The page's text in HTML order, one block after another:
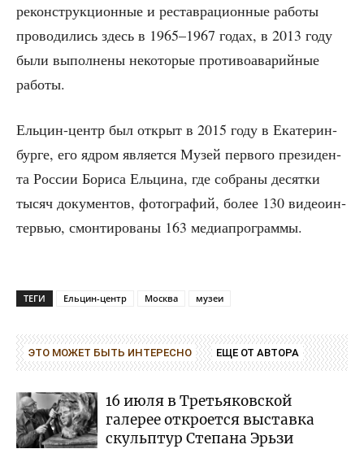
рекон­струк­ци­он­ные и рестав­ра­ци­он­ные рабо­ты
про­во­ди­лись здесь в 1965–1967 годах, в 2013 году
были выпол­не­ны неко­то­рые про­ти­во­ава­рий­ные
работы.
Ель­цин-центр был открыт в 2015 году в Ека­те­рин­
бур­ге, его ядром явля­ет­ся Музей пер­во­го пре­зи­ден­
та Рос­сии Бори­са Ель­ци­на, где собра­ны десят­ки
тысяч доку­мен­тов, фото­гра­фий, более 130 видео­ин­
тер­вью, смон­ти­ро­ва­ны 163 медиапрограммы.
ТЕГИ Ельцин-центр Москва музеи
ЭТО МОЖЕТ БЫТЬ ИНТЕРЕСНО ЕЩЕ ОТ АВТОРА
16 июля в Третьяковской
галерее откроется выставка
скульптур Степана Эрьзи